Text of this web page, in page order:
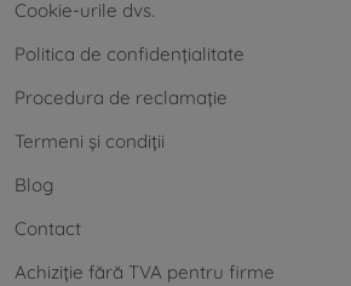
Cookie-urile dvs.
Politica de confidențialitate
Procedura de reclamație
Termeni și condiții
Blog
Contact
Achiziție fără TVA pentru firme